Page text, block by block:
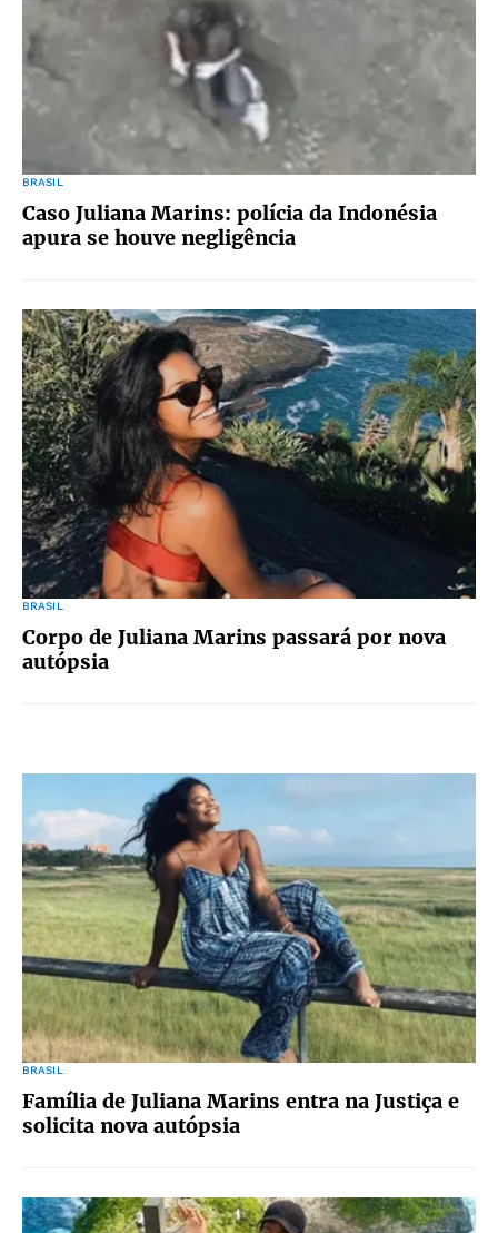
BRASIL
Caso Juliana Marins: polícia da Indonésia
apura se houve negligência
BRASIL
Corpo de Juliana Marins passará por nova
autópsia
BRASIL
Família de Juliana Marins entra na Justiça e
solicita nova autópsia